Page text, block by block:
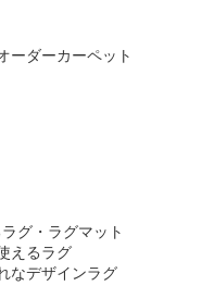
ーダーカーペット
グ・ラグマット
えるラグ
なデザインラグ